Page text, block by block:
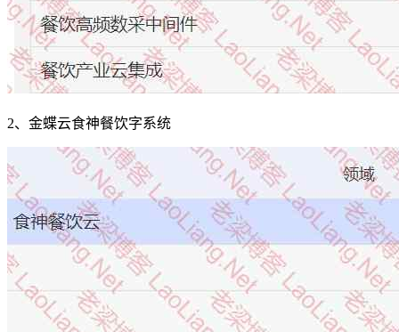
2、金蝶云食神餐饮字系统